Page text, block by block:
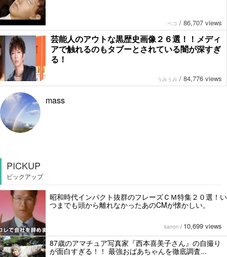
ペコ / 86,707 views
芸能人のアウトな黒歴史画像２６選！！メディ
アで触れるのもタブーとされている闇が深すぎ
る！
うみうみ / 84,776 views
mass
PICKUP
ピックアップ
昭和時代インパクト抜群のフレーズＣＭ特集２０選！い
つまでも頭から離れなかったあのCMが懐かしい。
kanon / 10,699 views
87歳のアマチュア写真家『西本喜美子さん』の自撮り
が面白すぎる！！ 最強おばあちゃんを徹底調査...